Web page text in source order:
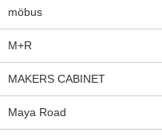
möbus
M+R
MAKERS CABINET
Maya Road